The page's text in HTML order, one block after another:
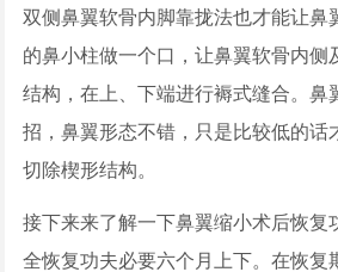
双侧鼻翼软骨内脚靠拢法也才能让鼻
的鼻小柱做一个口，让鼻翼软骨内侧
结构，在上、下端进行褥式缝合。鼻
招，鼻翼形态不错，只是比较低的话
切除楔形结构。
接下来来了解一下鼻翼缩小术后恢复
全恢复功夫必要六个月上下。在恢复